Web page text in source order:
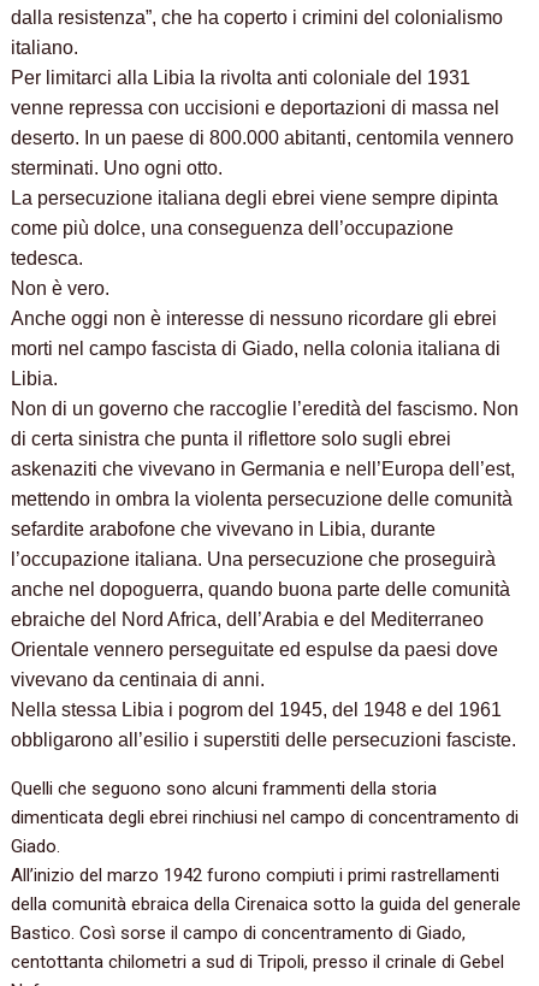
dalla resistenza”, che ha coperto i crimini del colonialismo
italiano.
Per limitarci alla Libia la rivolta anti coloniale del 1931
venne repressa con uccisioni e deportazioni di massa nel
deserto. In un paese di 800.000 abitanti, centomila vennero
sterminati. Uno ogni otto.
La persecuzione italiana degli ebrei viene sempre dipinta
come più dolce, una conseguenza dell’occupazione
tedesca.
Non è vero.
Anche oggi non è interesse di nessuno ricordare gli ebrei
morti nel campo fascista di Giado, nella colonia italiana di
Libia.
Non di un governo che raccoglie l’eredità del fascismo. Non
di certa sinistra che punta il riflettore solo sugli ebrei
askenaziti che vivevano in Germania e nell’Europa dell’est,
mettendo in ombra la violenta persecuzione delle comunità
sefardite arabofone che vivevano in Libia, durante
l’occupazione italiana. Una persecuzione che proseguirà
anche nel dopoguerra, quando buona parte delle comunità
ebraiche del Nord Africa, dell’Arabia e del Mediterraneo
Orientale vennero perseguitate ed espulse da paesi dove
vivevano da centinaia di anni.
Nella stessa Libia i pogrom del 1945, del 1948 e del 1961
obbligarono all’esilio i superstiti delle persecuzioni fasciste.
Quelli che seguono sono alcuni frammenti della storia
dimenticata degli ebrei rinchiusi nel campo di concentramento di
Giado.
All’inizio del marzo 1942 furono compiuti i primi rastrellamenti
della comunità ebraica della Cirenaica sotto la guida del generale
Bastico. Così sorse il campo di concentramento di Giado,
centottanta chilometri a sud di Tripoli, presso il crinale di Gebel